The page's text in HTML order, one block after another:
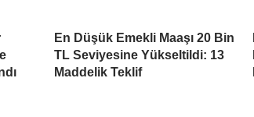
En Düşük Emekli Maaşı 20 Bin
TL Seviyesine Yükseltildi: 13
Maddelik Teklif